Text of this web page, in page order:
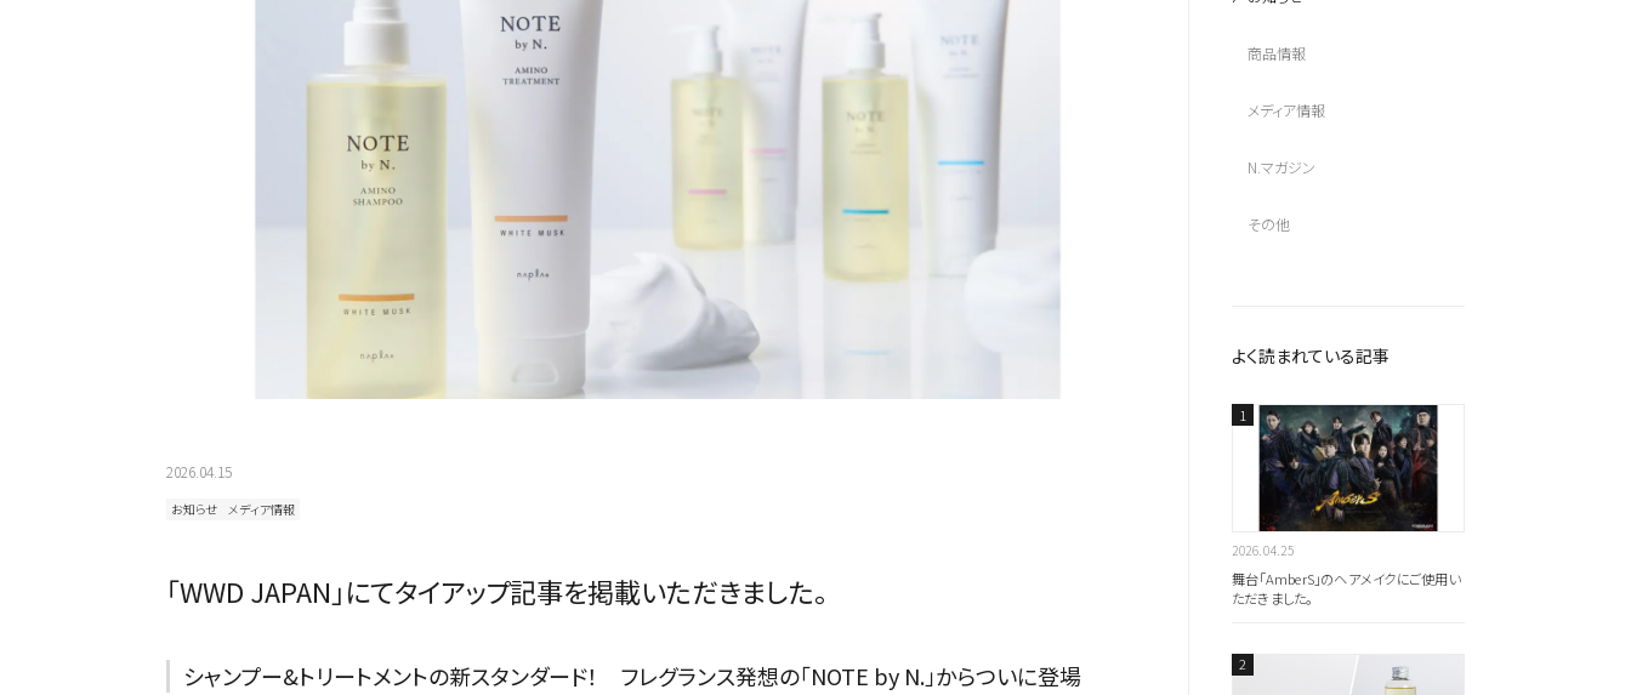
スタイリング
シャンプー＆
トリートメント
洗い流さない
トリートメント
おすすめキーワードから探す よく検索されるキーワードから探す
「WWD JAPAN」にてタイアップ記事を掲載いただきました。
お知らせ メディア情報
2026.04.15
シャンプー&トリートメントの新スタンダード！ フレグランス発想の「NOTE by N.」からついに登場
商品情報
メディア情報
N.マガジン
その他
よく読まれている記事
2026.04.25
舞台「AmberS」のヘアメイクにご使用い
ただきました。